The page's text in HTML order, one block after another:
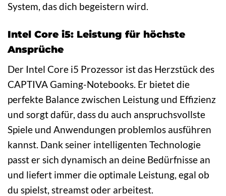
System, das dich begeistern wird.
Intel Core i5: Leistung für höchste
Ansprüche
Der Intel Core i5 Prozessor ist das Herzstück des
CAPTIVA Gaming-Notebooks. Er bietet die
perfekte Balance zwischen Leistung und Effizienz
und sorgt dafür, dass du auch anspruchsvollste
Spiele und Anwendungen problemlos ausführen
kannst. Dank seiner intelligenten Technologie
passt er sich dynamisch an deine Bedürfnisse an
und liefert immer die optimale Leistung, egal ob
du spielst, streamst oder arbeitest.